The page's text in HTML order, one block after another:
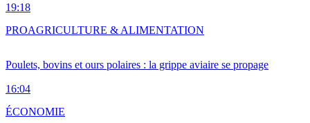
19:18
Poulets, bovins et ours polaires : la grippe aviaire se propage
16:04
PROAGRICULTURE & ALIMENTATION
ÉCONOMIE